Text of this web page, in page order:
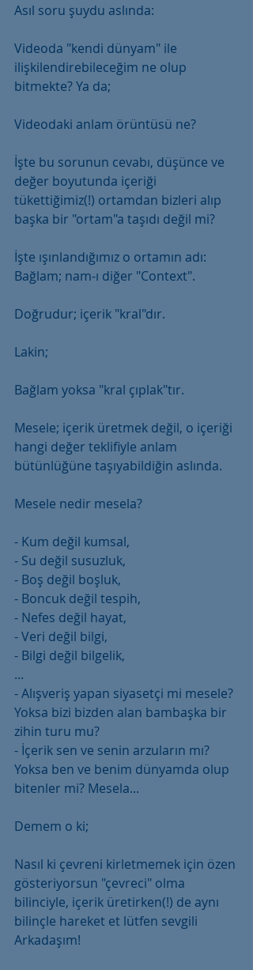
Asıl soru şuydu aslında:
Videoda "kendi dünyam" ile
ilişkilendirebileceğim ne olup
bitmekte? Ya da;
Videodaki anlam örüntüsü ne?
İşte bu sorunun cevabı, düşünce ve
değer boyutunda içeriği
tükettiğimiz(!) ortamdan bizleri alıp
başka bir "ortam"a taşıdı değil mi?
İşte ışınlandığımız o ortamın adı:
Bağlam; nam-ı diğer "Context".
Doğrudur; içerik "kral"dır.
Lakin;
Bağlam yoksa "kral çıplak"tır.
Mesele; içerik üretmek değil, o içeriği
hangi değer teklifiyle anlam
bütünlüğüne taşıyabildiğin aslında.
Mesele nedir mesela?
- Kum değil kumsal,
- Su değil susuzluk,
- Boş değil boşluk,
- Boncuk değil tespih,
- Nefes değil hayat,
- Veri değil bilgi,
- Bilgi değil bilgelik,
...
- Alışveriş yapan siyasetçi mi mesele?
Yoksa bizi bizden alan bambaşka bir
zihin turu mu?
- İçerik sen ve senin arzuların mı?
Yoksa ben ve benim dünyamda olup
bitenler mi? Mesela...
Demem o ki;
Nasıl ki çevreni kirletmemek için özen
gösteriyorsun "çevreci" olma
bilinciyle, içerik üretirken(!) de aynı
bilinçle hareket et lütfen sevgili
Arkadaşım!